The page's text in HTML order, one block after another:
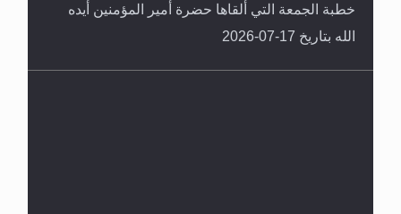
خطبة الجمعة التي ألقاها حضرة أمير المؤمنين أيده
الله بتاريخ 17-07-2026